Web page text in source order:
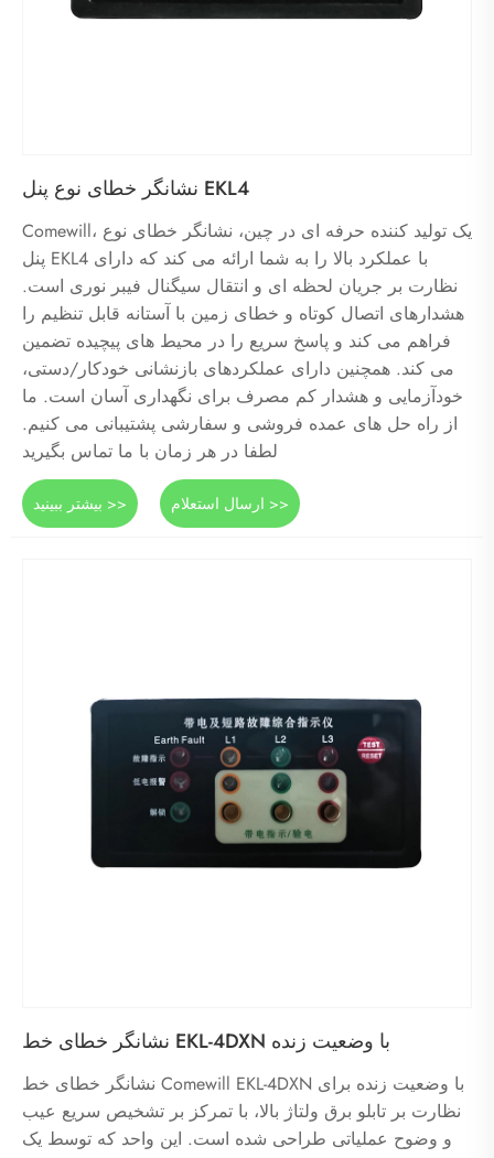
نشانگر خطای نوع پنل EKL4
Comewill، یک تولید کننده حرفه ای در چین، نشانگر خطای نوع
پنل EKL4 با عملکرد بالا را به شما ارائه می کند که دارای
نظارت بر جریان لحظه ای و انتقال سیگنال فیبر نوری است.
هشدارهای اتصال کوتاه و خطای زمین با آستانه قابل تنظیم را
فراهم می کند و پاسخ سریع را در محیط های پیچیده تضمین
می کند. همچنین دارای عملکردهای بازنشانی خودکار/دستی،
خودآزمایی و هشدار کم مصرف برای نگهداری آسان است. ما
از راه حل های عمده فروشی و سفارشی پشتیبانی می کنیم.
لطفا در هر زمان با ما تماس بگیرید
بیشتر ببینید >> ارسال استعلام >>
نشانگر خطای خط EKL-4DXN با وضعیت زنده
نشانگر خطای خط Comewill EKL-4DXN با وضعیت زنده برای
نظارت بر تابلو برق ولتاژ بالا، با تمرکز بر تشخیص سریع عیب
و وضوح عملیاتی طراحی شده است. این واحد که توسط یک